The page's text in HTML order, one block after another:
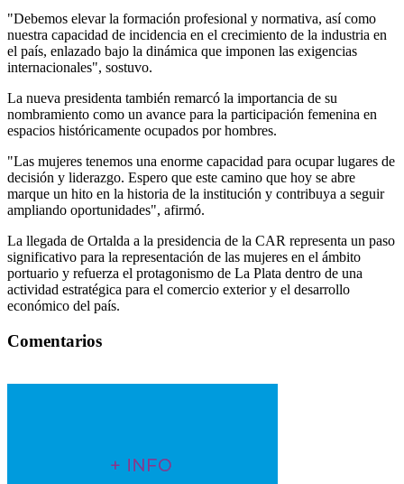
"Debemos elevar la formación profesional y normativa, así como
nuestra capacidad de incidencia en el crecimiento de la industria en
el país, enlazado bajo la dinámica que imponen las exigencias
internacionales", sostuvo.
La nueva presidenta también remarcó la importancia de su
nombramiento como un avance para la participación femenina en
espacios históricamente ocupados por hombres.
"Las mujeres tenemos una enorme capacidad para ocupar lugares de
decisión y liderazgo. Espero que este camino que hoy se abre
marque un hito en la historia de la institución y contribuya a seguir
ampliando oportunidades", afirmó.
La llegada de Ortalda a la presidencia de la CAR representa un paso
significativo para la representación de las mujeres en el ámbito
portuario y refuerza el protagonismo de La Plata dentro de una
actividad estratégica para el comercio exterior y el desarrollo
económico del país.
Comentarios